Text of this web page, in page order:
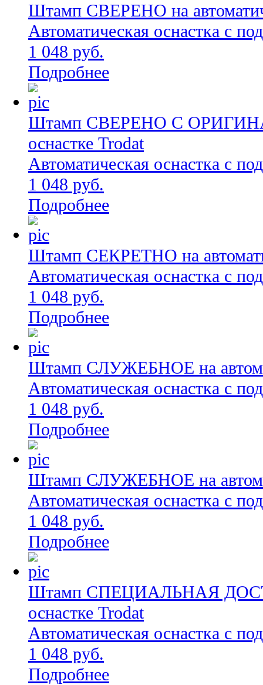
Штамп СВЕРЕНО на
Автоматическая оснастка с
1 048 руб.
Подробнее
Штамп СВЕРЕНО С
оснастке Trodat
Автоматическая оснастка с
1 048 руб.
Подробнее
Штамп СЕКРЕТНО на
Автоматическая оснастка с
1 048 руб.
Подробнее
Штамп СЛУЖЕБНОЕ на
Автоматическая оснастка с
1 048 руб.
Подробнее
Штамп СЛУЖЕБНОЕ на
Автоматическая оснастка с
1 048 руб.
Подробнее
Штамп СПЕЦИАЛЬНАЯ
оснастке Trodat
Автоматическая оснастка с
1 048 руб.
Подробнее